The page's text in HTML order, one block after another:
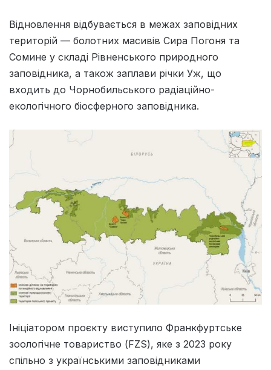
Відновлення відбувається в межах заповідних
територій — болотних масивів Сира Погоня та
Сомине у складі Рівненського природного
заповідника, а також заплави річки Уж, що
входить до Чорнобильського радіаційно-
екологічного біосферного заповідника.
Ініціатором проєкту виступило Франкфуртське
зоологічне товариство (FZS), яке з 2023 року
спільно з українськими заповідниками